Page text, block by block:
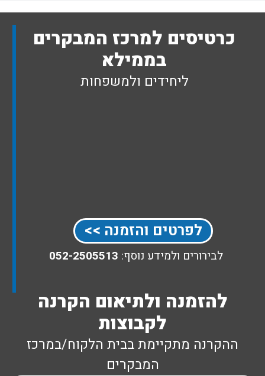
כרטיסים למרכז המבקרים
בממילא
ליחידים ולמשפחות
לפרטים והזמנה >>
לבירורים ולמידע נוסף: 052-2505513
להזמנה ולתיאום הקרנה
לקבוצות
ההקרנה מתקיימת בבית הלקוח/במרכז
המבקרים